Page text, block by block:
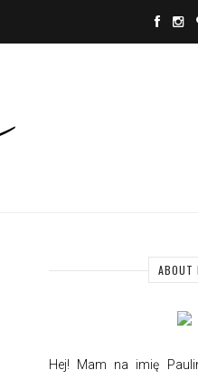
ABOUT
Hej! Mam na imię